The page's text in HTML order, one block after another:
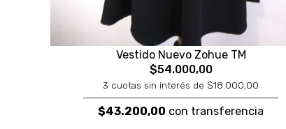
Vestido Nuevo Zohue TM
$54.000,00
3 cuotas sin interés de $18.000,00
$43.200,00 con transferencia